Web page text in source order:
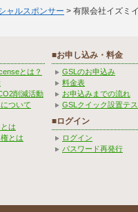
ャルスポンサー > 有限会社イズミ
とは？
削減活動
ついて
は
とは
■お申し込み・料金
GSLのお申込み
料金表
お申込みまでの流れ
GSLクイック設置テス
■ログイン
ログイン
パスワード再発行